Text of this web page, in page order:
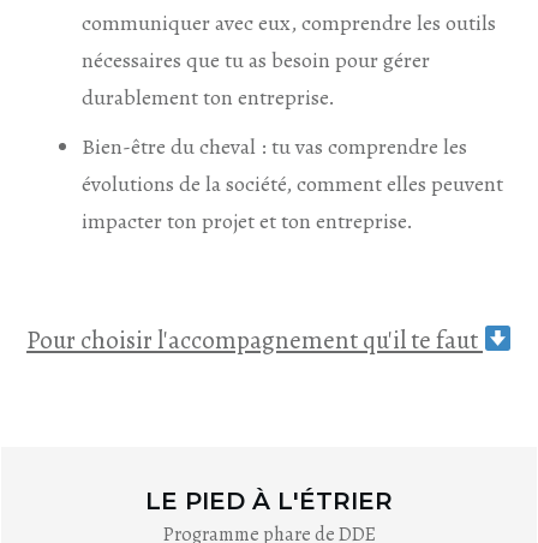
communiquer avec eux, comprendre les outils
nécessaires que tu as besoin pour gérer
durablement ton entreprise.
Bien-être du cheval : tu vas comprendre les
évolutions de la société, comment elles peuvent
impacter ton projet et ton entreprise.
Pour choisir l'accompagnement qu'il te faut
LE PIED À L'ÉTRIER
Programme phare de DDE